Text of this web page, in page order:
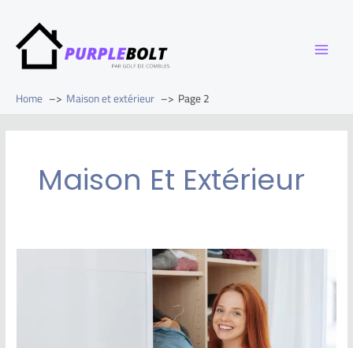
Home Maison et extérieur Page 2
Maison Et Extérieur